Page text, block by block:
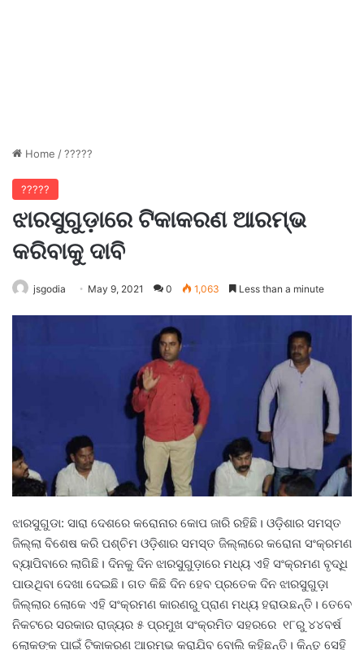
Home /?????
?????
ଝାରସୁଗୁଡ଼ାରେ ଟିକାକରଣ ଆରମ୍ଭ
କରିବାକୁ ଦାବି
jsgodia May 9, 2021 0 1,063 Less than a minute
ଝାରସୁଗୁଡା: ସାରା ଦେଶରେ କରୋନାର କୋପ ଜାରି ରହିଛି। ଓଡ଼ିଶାର ସମସ୍ତ
ଜିଲ୍ଲା ବିଶେଷ କରି ପଶ୍ଚିମ ଓଡ଼ିଶାର ସମସ୍ତ ଜିଲ୍ଲାରେ କରୋନା ସଂକ୍ରମଣ
ବ୍ୟାପିବାରେ ଲାଗିଛି। ଦିନକୁ ଦିନ ଝାରସୁଗୁଡ଼ାରେ ମଧ୍ୟ ଏହି ସଂକ୍ରମଣ ବୃଦ୍ଧି
ପାଉଥିବା ଦେଖା ଦେଇଛି। ଗତ କିଛି ଦିନ ହେବ ପ୍ରତେକ ଦିନ ଝାରସୁଗୁଡ଼ା
ଜିଲ୍ଲାର ଲୋକେ ଏହି ସଂକ୍ରମଣ କାରଣରୁ ପ୍ରାଣ ମଧ୍ୟ ହରାଉଛନ୍ତି। ତେବେ
ନିକଟରେ ସରକାର ରାଜ୍ୟର ୫ ପ୍ରମୁଖ ସଂକ୍ରମିତ ସହରରେ ୧୮ରୁ ୪୪ବର୍ଷ
ଲୋକଙ୍କ ପାଇଁ ଟିକାକରଣ ଆରମ୍ଭ କରାଯିବ ବୋଲି କହିଛନ୍ତି। କିନ୍ତୁ ସେହି